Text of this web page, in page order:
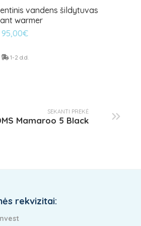
vandens šildytuvas
warmer
95,00€
1-2 d.d.
SEKANTI PREKĖ
Mamaroo 5 Black
rekvizitai: